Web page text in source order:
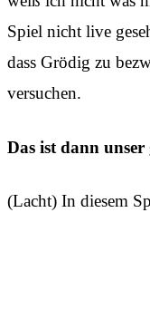
Spiel nicht live
dass Grödig zu
versuchen.
Das ist dann
(Lacht) In diesem